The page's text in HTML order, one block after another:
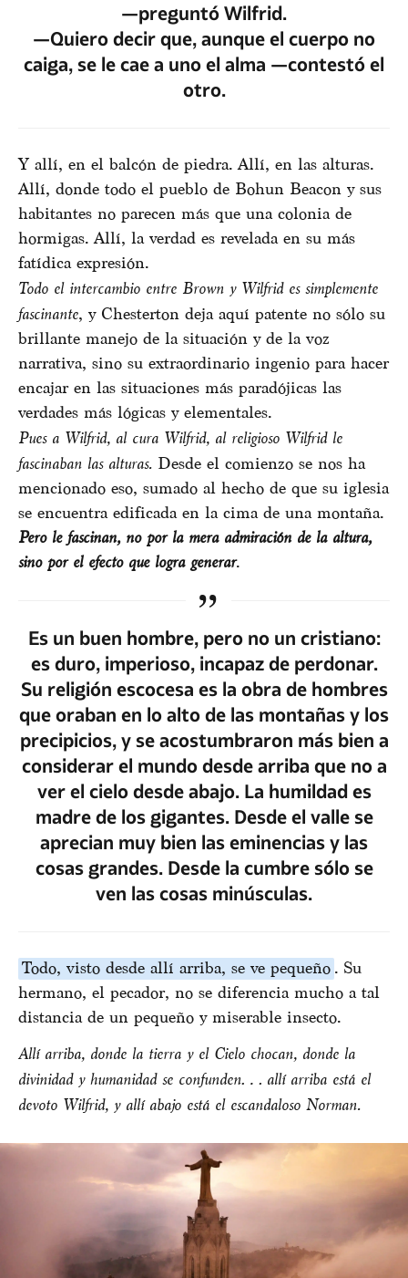
—preguntó Wilfrid.
—Quiero decir que, aunque el cuerpo no
caiga, se le cae a uno el alma —contestó el
otro.
Y allí, en el balcón de piedra. Allí, en las alturas.
Allí, donde todo el pueblo de Bohun Beacon y sus
habitantes no parecen más que una colonia de
hormigas. Allí, la verdad es revelada en su más
fatídica expresión.
Todo el intercambio entre Brown y Wilfrid es simplemente
fascinante, y Chesterton deja aquí patente no sólo su
brillante manejo de la situación y de la voz
narrativa, sino su extraordinario ingenio para hacer
encajar en las situaciones más paradójicas las
verdades más lógicas y elementales.
Pues a Wilfrid, al cura Wilfrid, al religioso Wilfrid le
fascinaban las alturas. Desde el comienzo se nos ha
mencionado eso, sumado al hecho de que su iglesia
se encuentra edificada en la cima de una montaña.
Pero le fascinan, no por la mera admiración de la altura,
sino por el efecto que logra generar.
Es un buen hombre, pero no un cristiano:
es duro, imperioso, incapaz de perdonar.
Su religión escocesa es la obra de hombres
que oraban en lo alto de las montañas y los
precipicios, y se acostumbraron más bien a
considerar el mundo desde arriba que no a
ver el cielo desde abajo. La humildad es
madre de los gigantes. Desde el valle se
aprecian muy bien las eminencias y las
cosas grandes. Desde la cumbre sólo se
ven las cosas minúsculas.
Todo, visto desde allí arriba, se ve pequeño . Su
hermano, el pecador, no se diferencia mucho a tal
distancia de un pequeño y miserable insecto.
Allí arriba, donde la tierra y el Cielo chocan, donde la
divinidad y humanidad se confunden… allí arriba está el
devoto Wilfrid, y allí abajo está el escandaloso Norman.